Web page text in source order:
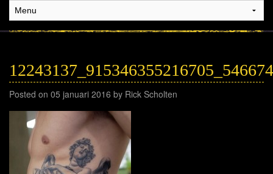
Posted on 05 januari 2016 by Rick Scholten